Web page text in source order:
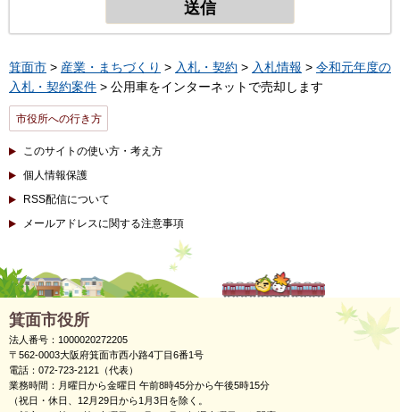
箕面市 > 産業・まちづくり > 入札・契約 > 入札情報 > 令和元年度の
入札・契約案件 > 公用車をインターネットで売却します
市役所への行き方
このサイトの使い方・考え方
個人情報保護
RSS配信について
メールアドレスに関する注意事項
箕面市役所
法人番号：1000020272205
〒562-0003大阪府箕面市西小路4丁目6番1号
電話：072-723-2121（代表）
業務時間：月曜日から金曜日 午前8時45分から午後5時15分
（祝日・休日、12月29日から1月3日を除く。